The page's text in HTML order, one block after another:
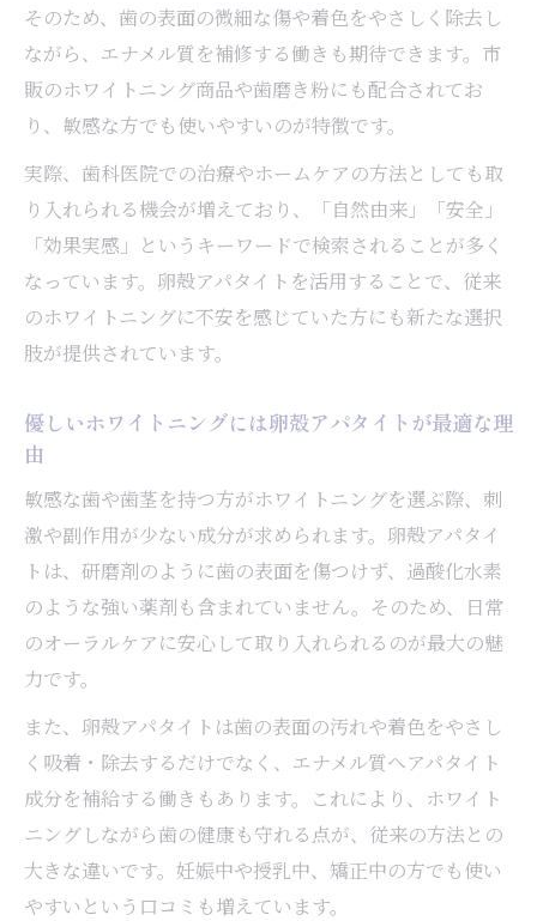
そのため、歯の表面の微細な傷や着色をやさしく除去し
ながら、エナメル質を補修する働きも期待できます。市
販のホワイトニング商品や歯磨き粉にも配合されてお
り、敏感な方でも使いやすいのが特徴です。
実際、歯科医院での治療やホームケアの方法としても取
り入れられる機会が増えており、「自然由来」「安全」
「効果実感」というキーワードで検索されることが多く
なっています。卵殻アパタイトを活用することで、従来
のホワイトニングに不安を感じていた方にも新たな選択
肢が提供されています。
優しいホワイトニングには卵殻アパタイトが最適な理
由
敏感な歯や歯茎を持つ方がホワイトニングを選ぶ際、刺
激や副作用が少ない成分が求められます。卵殻アパタイ
トは、研磨剤のように歯の表面を傷つけず、過酸化水素
のような強い薬剤も含まれていません。そのため、日常
のオーラルケアに安心して取り入れられるのが最大の魅
力です。
また、卵殻アパタイトは歯の表面の汚れや着色をやさし
く吸着・除去するだけでなく、エナメル質へアパタイト
成分を補給する働きもあります。これにより、ホワイト
ニングしながら歯の健康も守れる点が、従来の方法との
大きな違いです。妊娠中や授乳中、矯正中の方でも使い
やすいという口コミも増えています。